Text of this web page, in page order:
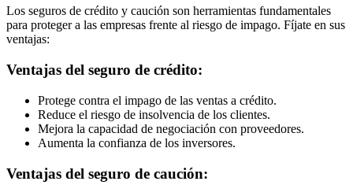
Los seguros de crédito y caución son herramientas fundamentales
para proteger a las empresas frente al riesgo de impago. Fíjate en sus
ventajas:
Ventajas del seguro de crédito:
Protege contra el impago de las ventas a crédito.
Reduce el riesgo de insolvencia de los clientes.
Mejora la capacidad de negociación con proveedores.
Aumenta la confianza de los inversores.
Ventajas del seguro de caución: